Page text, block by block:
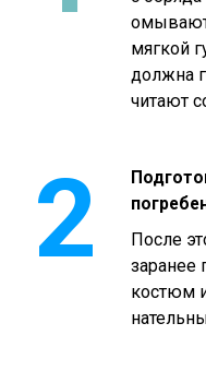
мягкой
должна
читают
2
После
заранее
костюм